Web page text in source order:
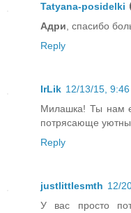
Tatyana-posidelki
Адри, спасибо
Reply
IrLik 12/13/15, 9:46
Милашка! Ты нам
потрясающе
Reply
justlittlesmth 12/
У вас просто